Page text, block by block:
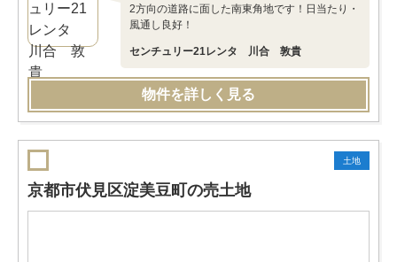
2方向の道路に面した南東角地です！日当たり・
風通し良好！
センチュリー21レンタ 川合 敦貴
物件を詳しく見る
土地
京都市伏見区淀美豆町の売土地